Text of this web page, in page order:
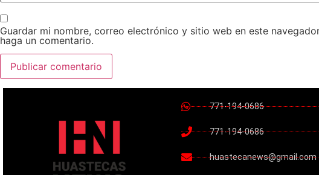
Guardar mi nombre, correo electrónico y sitio web en este
haga un comentario.
771-194-0686
771-194-0686
huastecanews@gmail.com